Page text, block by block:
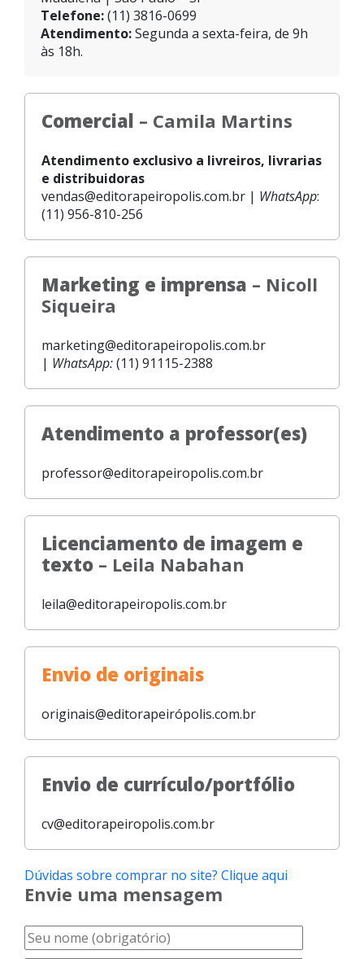
Telefone:(11) 3816-0699
Atendimento:Segunda a sexta-feira, de 9h
às 18h.
Comercial – Camila Martins
Atendimento exclusivo a livreiros, livrarias
e distribuidoras
vendas@editorapeiropolis.com.br | WhatsApp:
(11) 956-810-256
Marketing e imprensa – Nicoll
Siqueira
marketing@editorapeiropolis.com.br
| WhatsApp:(11) 91115-2388
Atendimento a professor(es)
professor@editorapeiropolis.com.br
Licenciamento de imagem e
texto – Leila Nabahan
leila@editorapeiropolis.com.br
Envio de originais
originais@editorapeirópolis.com.br
Envio de currículo/portfólio
cv@editorapeiropolis.com.br
Dúvidas sobre comprar no site? Clique aqui
Envie uma mensagem